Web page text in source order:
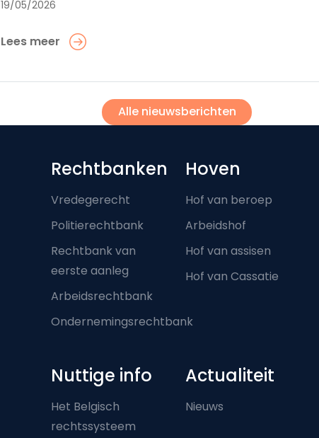
19/05/2026
Lees meer
Alle nieuwsberichten
Footer-menu
Rechtbanken
Vredegerecht
Politierechtbank
Rechtbank van
eerste aanleg
Arbeidsrechtbank
Ondernemingsrechtbank
Hoven
Hof van beroep
Arbeidshof
Hof van assisen
Hof van Cassatie
Nuttige info
Het Belgisch
rechtssysteem
Actualiteit
Nieuws